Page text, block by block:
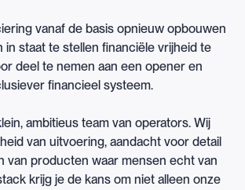
vanaf de basis opnieuw opbouwen
in staat te stellen financiële vrijheid te
deel te nemen aan een opener en
financieel systeem.
ambitieus team van operators. Wij
van uitvoering, aandacht voor detail
van producten waar mensen echt van
krijg je de kans om niet alleen onze